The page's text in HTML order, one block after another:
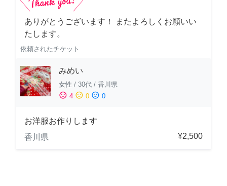
ありがとうございます！ またよろしくお願いい
たします。
依頼されたチケット
みめい
女性 / 30代 / 香川県
sentiment_satisfied 4 sentiment_neutral 0 sentiment_dissatisfied 0
お洋服お作りします
香川県
¥2,500